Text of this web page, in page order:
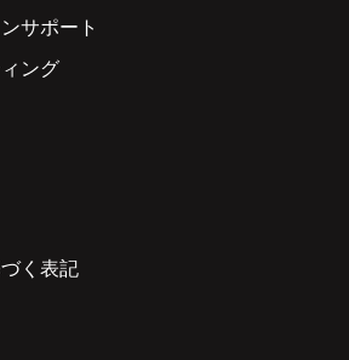
サポート
ング
く表記